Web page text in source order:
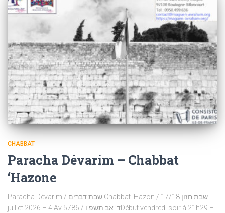
CHABBAT
Paracha Dévarim – Chabbat
‘Hazone
Paracha Dévarim / שבת דברים Chabbat ‘Hazon / שבת חזון 17/18
juillet 2026 – 4 Av 5786 / ד’ אב תשפ’וDébut vendredi soir à 21h29 –